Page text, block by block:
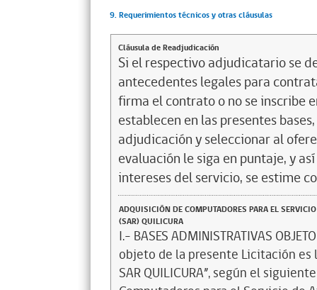
9. Requerimientos técnicos y otras cláusulas
Cláusula de Readjudicación
Si el respectivo adjudicatario se
antecedentes legales para
firma el contrato o no se inscribe
establecen en las presentes
adjudicación y seleccionar al
evaluación le siga en puntaje, y
intereses del servicio, se estime
ADQUISICIÓN DE COMPUTADORES PARA EL
(SAR) QUILICURA
I.- BASES ADMINISTRATIVAS OBJETO DE LA PRESENTE LICITACIÓN PÚBLICA El objeto de la presente Licitación es la “ADQUISICIÓN DE COMPUTADORES PARA EL SAR QUILICURA”, según el siguiente detalle: ITEM CANTIDAD DESCRIPCIÓN I 8 Computadores para el Servicio de Atención Primaria de Urgencia de Alta Resolutividad (SAR) Quilicura La presente licitación será de adjudicación simple. La forma de la presente licitación pública corresponde a aquellas contrataciones superiores a 100 e inferiores a 1000 UTM. PARTICIPANTES. Podrán participar en la licitación las personas naturales, jurídicas y asociaciones, chilenas y extranjeras, que acrediten su idoneidad técnica según la normativa vigente y cumplan con los demás requisitos mínimos establecidos en las presentes bases administrativas y técnicas. Quedarán excluidos quienes, al momento de la presentación de la oferta, de la formulación de la propuesta o de la suscripción del contrato, hayan sido condenados por prácticas antisindicales, infracciones a los derechos fundamentales del trabajador, o haber sido condenado por los delitos concursales que establecen los artículos 463 y siguientes del Código Penal, dentro de los anteriores dos años. En caso de que el oferente que obtiene la licitación o celebre contrato registre saldos insolutos de remuneraciones o cotizaciones de seguridad social con sus actuales trabajadores o con trabajadores contratados en los últimos dos años, los primeros estados de pago producto del contrato licitado deberán ser destinados al pago de dichas obligaciones, debiendo la empresa acreditar que la totalidad de las obligaciones se encuentran liquidadas al cumplirse la mitad del período de ejecución del contrato, con un máximo de seis meses. Al momento de ofertar todos los oferentes deberán estar inscrito y encontrarse hábil en el Registro de Proveedores, lo que se comprobará con el respectivo Certificado emitido por Chilecompra. Así mismo, en el caso de presentarse como UTP. Cada integrante de la Unión Temporal de Proveedores deberá encontrarse hábil en el Registro de Proveedores para participar. En conformidad a lo prescrito por el artículo 35 quater de la Ley 19.886, de 2003, del Ministerio de Hacienda, sobre Ley de Bases sobre contratos administrativos de suministros y prestación de servicios, establece una nueva prohibición, en su inciso primero al señalar que ningún organismo del Estado podrá suscribir contratos administrativos con el personal del mismo organismo, cualquiera que sea su calidad jurídica, o con las personas naturales contratadas a honorarios por ese organismo, ni con sus cónyuges o convivientes civiles, ni con las demás personas unidas por los vínculos de parentesco en segundo grado de consanguinidad o afinidad, ni con sociedades de personas o empresas individuales de responsabilidad limitada de las que formen parte o sean beneficiarios finales, ni con sociedades en comanditas por acciones, sociedades por acciones o anónimas cerradas en que sean accionistas directamente, o como beneficiarios finales, ni con sociedades anónimas abiertas en que aquéllos o éstas sean dueños de acciones que representen el 10 por ciento o más del capital, directamente o como beneficiarios finales, ni con los gerentes, administradores, representantes o directores de cualquiera de las sociedades antedichas. La prohibición establecida en el inciso primero antes citado, debe entenderse respecto del personal dependiente de la misma autoridad o jefatura superior del organismo o servicio público que intervenga en el procedimiento de contratación. La prohibición para suscribir contratos ya citada, se extiende, respecto de los funcionarios directivos de los organismos del Estado, hasta el nivel de jefe de departamento o su equivalente, y de los funcionarios definidos en el reglamento que participen en procedimientos de contratación, a las personas unidas a ellos por los vínculos de parentesco descritos en la letra b) del artículo 54 de la ley N° 18.575, orgánica constitucional de Bases Generales de la Administración del Estado, y a las sociedades en que aquellos o éstas participen en los términos expuestos en el inciso primero, durante el tiempo en que ejerzan sus funciones, y hasta el plazo de un año contado desde el día en que el respectivo funcionario o funcionaria haya cesado en su cargo. Por su parte, el numeral 2 del artículo 8° de la ley N° 20.393, que regula la responsabilidad penal de las personas jurídicas respecto de los delitos que indica, establece que a estas les